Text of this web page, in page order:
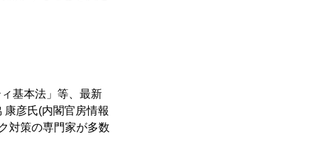
基本法」等、最新
彦氏(内閣官房情報
対策の専門家が多数